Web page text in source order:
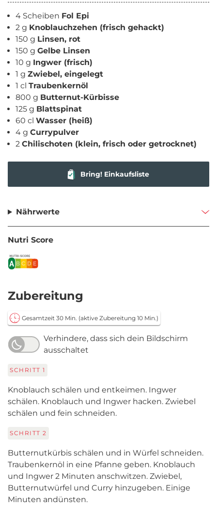
4 Scheiben Fol Epi
2 g Knoblauchzehen (frisch gehackt)
150 g Linsen, rot
150 g Gelbe Linsen
10 g Ingwer (frisch)
1 g Zwiebel, eingelegt
1 cl Traubenkernöl
800 g Butternut-Kürbisse
125 g Blattspinat
60 cl Wasser (heiß)
4 g Currypulver
2 Chilischoten (klein, frisch oder getrocknet)
Bring! Einkaufsliste
Nährwerte
Nutri Score
Zubereitung
Gesamtzeit 30 Min. (aktive Zubereitung 10 Min.)
Verhindere, dass sich dein Bildschirm
ausschaltet
SCHRITT 1
Knoblauch schälen und entkeimen. Ingwer
schälen. Knoblauch und Ingwer hacken. Zwiebel
schälen und fein schneiden.
SCHRITT 2
Butternutkürbis schälen und in Würfel schneiden.
Traubenkernöl in eine Pfanne geben. Knoblauch
und Ingwer 2 Minuten anschwitzen. Zwiebel,
Butternutwürfel und Curry hinzugeben. Einige
Minuten andünsten.